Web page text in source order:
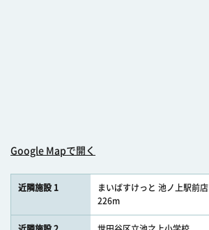
Google Mapで開く
近隣施設 1
まいばすけっと 池ノ上駅前店
226m